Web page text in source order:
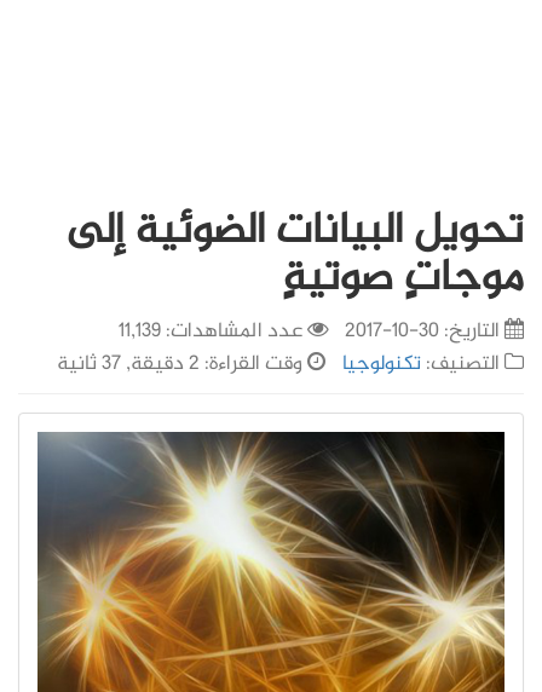
تحويل البيانات الضوئية إلى
موجاتٍ صوتيةٍ
التاريخ:30-10-2017
عدد المشاهدات: 11,139
التصنيف:تكنولوجيا وقت القراءة: 2 دقيقة, 37 ثانية